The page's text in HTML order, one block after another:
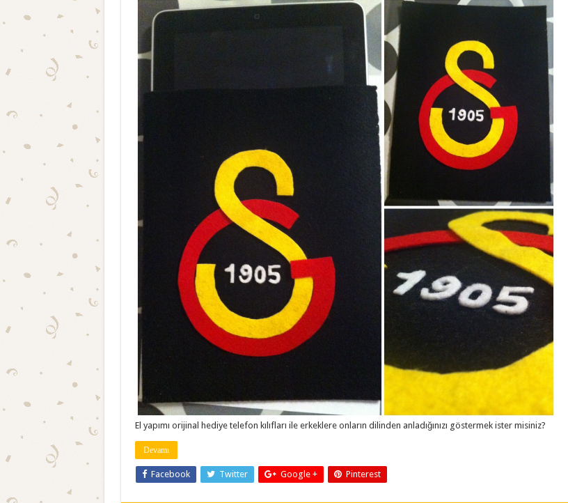
El yapımı orijinal hediye telefon kılıfları ile erkeklere onların dilinden anladığınızı göstermek ister misiniz?
Devamı
Facebook Twitter Google + Pinterest